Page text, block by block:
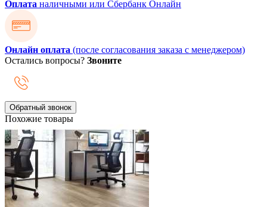
Оплата наличными или Сбербанк Онлайн
Онлайн оплата (после согласования заказа с менеджером)
Остались вопросы? Звоните
Обратный звонок
Похожие товары